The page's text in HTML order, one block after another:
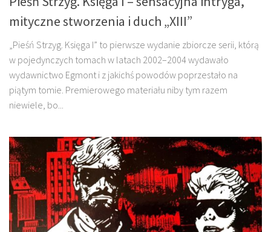
mityczne stworzenia i duch „XIII”
„Pieśń Strzyg. Księga I” to pierwsze wydanie zbiorcze serii, którą
w pojedynczych tomach w latach 2002–2004 wydawało
wydawnictwo Egmont i z jakichś powodów poprzestało na
piątym tomie. Premierowego materiału niby tym razem
niewiele, bo...